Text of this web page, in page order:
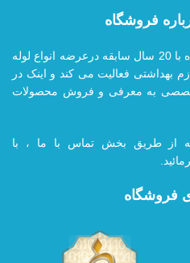
فروشگاه
سال سابقه درعرضه انواع لوله
بهداشتی فعالیت می کند و اینک در
به معرفی و فروش محصولات
از طریق بخش تماس با ما ، با
فروشگاه